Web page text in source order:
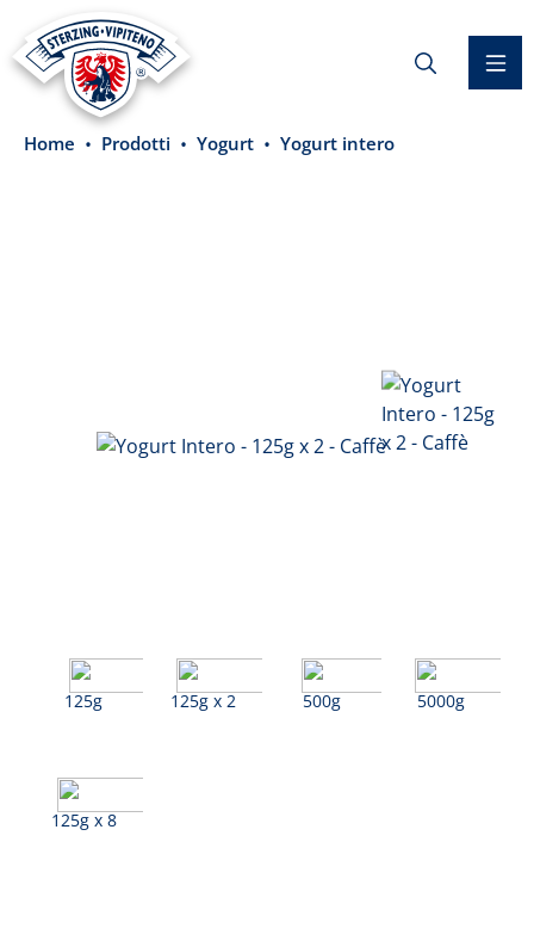
principale
Home Prodotti Yogurt Yogurt intero
125g 125g x 2 500g 5000g
125g x 8